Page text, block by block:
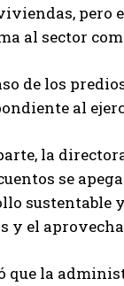
pero
al sector
de los
al
la
se
sustentable
y el
que la